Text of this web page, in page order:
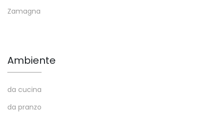
Zamagna
Ambiente
da cucina
da pranzo